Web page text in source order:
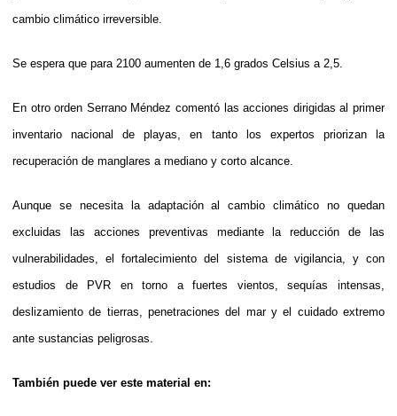
cambio climático irreversible.
Se espera que para 2100 aumenten de 1,6 grados Celsius a 2,5.
En otro orden Serrano Méndez comentó las acciones dirigidas al primer
inventario nacional de playas, en tanto los expertos priorizan la
recuperación de manglares a mediano y corto alcance.
Aunque se necesita la adaptación al cambio climático no quedan
excluidas las acciones preventivas mediante la reducción de las
vulnerabilidades, el fortalecimiento del sistema de vigilancia, y con
estudios de PVR en torno a fuertes vientos, sequías intensas,
deslizamiento de tierras, penetraciones del mar y el cuidado extremo
ante sustancias peligrosas.
También puede ver este material en: